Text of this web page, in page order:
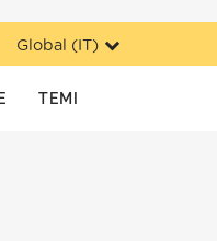
Global ( IT)
TEMI